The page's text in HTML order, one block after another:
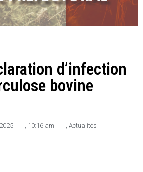
d’infection
bovine
, 10:16 am , Actualités